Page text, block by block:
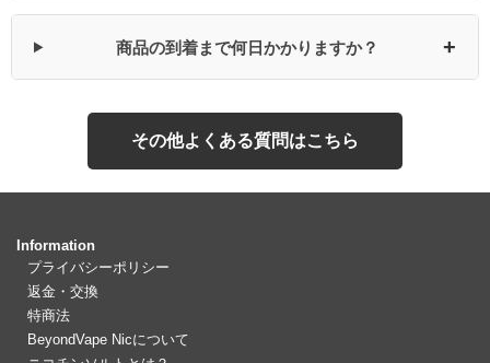
商品の到着まで何日かかりますか？ +
その他よくある質問はこちら
Information
プライバシーポリシー
返金・交換
特商法
BeyondVape Nicについて